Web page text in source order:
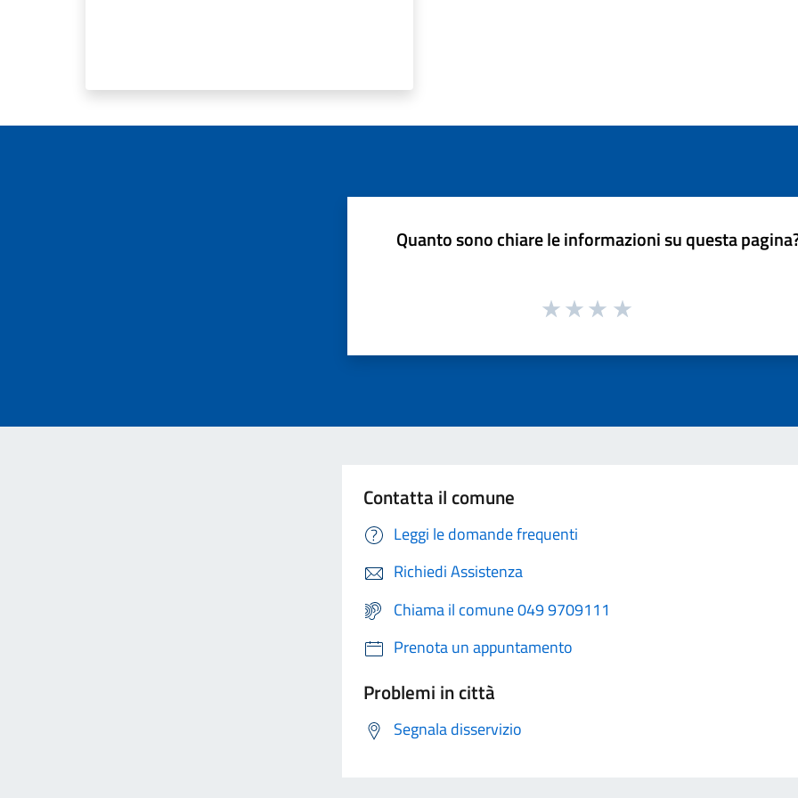
Quanto sono chiare le informazioni su questa
Contatta il comune
Leggi le domande frequenti
Richiedi Assistenza
Chiama il comune 049 9709111
Prenota un appuntamento
Problemi in città
Segnala disservizio